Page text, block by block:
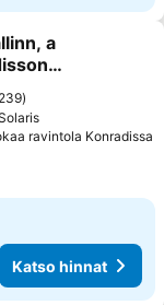
a
ravintola Konradissa
Katso hinnat